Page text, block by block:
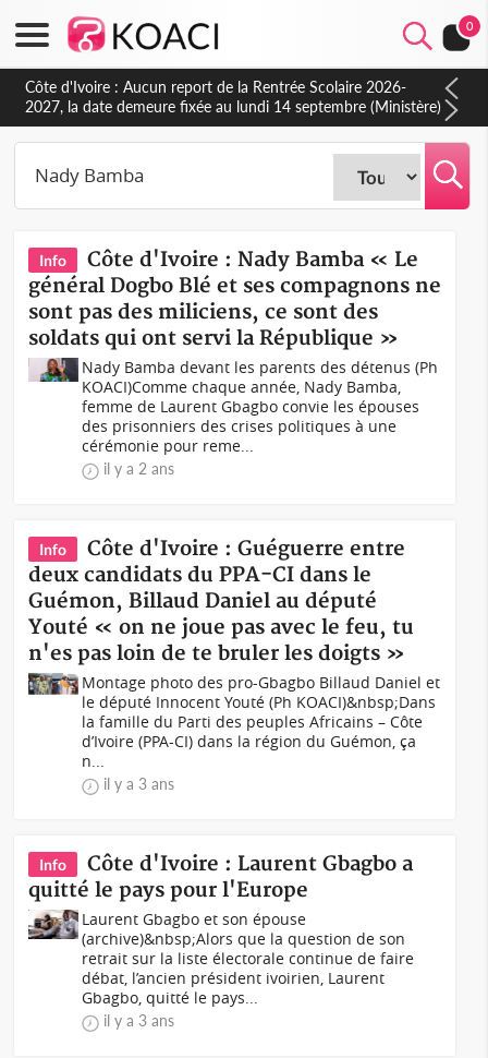
0
Côte d'Ivoire : Indépendance à Blahou, le sous-préfet : « La
fête nous invite à mesurer le chemin parcouru et à renouveler
notre engagement collectif en faveur du développement »
Info
Côte d'Ivoire : Nady Bamba « Le
général Dogbo Blé et ses compagnons ne
sont pas des miliciens, ce sont des
soldats qui ont servi la République »
Nady Bamba devant les parents des détenus (Ph
KOACI)Comme chaque année, Nady Bamba,
femme de Laurent Gbagbo convie les épouses
des prisonniers des crises politiques à une
cérémonie pour reme...
il y a 2 ans
Info
Côte d'Ivoire : Guéguerre entre
deux candidats du PPA-CI dans le
Guémon, Billaud Daniel au député
Youté « on ne joue pas avec le feu, tu
n'es pas loin de te bruler les doigts »
Montage photo des pro-Gbagbo Billaud Daniel et
le député Innocent Youté (Ph KOACI)&nbsp;Dans
la famille du Parti des peuples Africains – Côte
d’Ivoire (PPA-CI) dans la région du Guémon, ça
n...
il y a 3 ans
Info
Côte d'Ivoire : Laurent Gbagbo a
quitté le pays pour l'Europe
Laurent Gbagbo et son épouse
(archive)&nbsp;Alors que la question de son
retrait sur la liste électorale continue de faire
débat, l’ancien président ivoirien, Laurent
Gbagbo, quitté le pays...
il y a 3 ans